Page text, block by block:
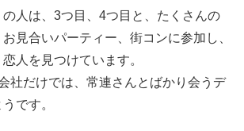
人は、3つ目、4つ目と、たくさんの
見合いパーティー、街コンに参加し、
人を見つけています。
社だけでは、常連さんとばかり会うデ
です。